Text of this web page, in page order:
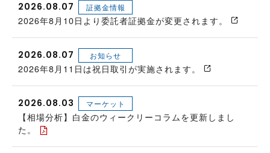
2026.08.07 証拠金情報
2026年8月10日より委託者証拠金が変更されます。
2026.08.07 お知らせ
2026年8月11日は祝日取引が実施されます。
2026.08.03 マーケット
【相場分析】白金のウィークリーコラムを更新しまし
た。